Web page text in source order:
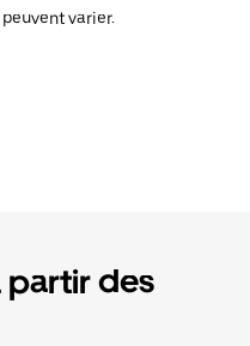
varier.
partir des